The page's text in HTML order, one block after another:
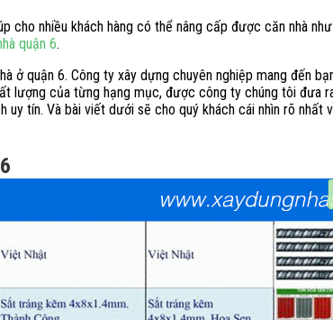
cho nhiều khách hàng có thể nâng cấp được căn nhà
quận 6.
ở quận 6. Công ty xây dựng chuyên nghiệp mang đến
lượng của từng hạng mục, được công ty chúng tôi đưa
uy tín. Và bài viết dưới sẽ cho quý khách cái nhìn rõ